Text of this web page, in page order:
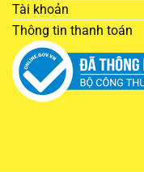
Tài khoản
Thông tin thanh toán